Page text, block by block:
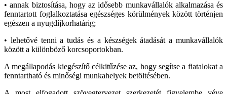
• annak biztosítása, hogy az idősebb munkavállalók alkalmazása és
fenntartott foglalkoztatása egészséges körülmények között történjen
egészen a nyugdíjkorhatárig;
• lehetővé tenni a tudás és a készségek átadását a munkavállalók
között a különböző korcsoportokban.
A megállapodás kiegészítő célkitűzése az, hogy segítse a fiatalokat a
fenntartható és minőségi munkahelyek betöltésében.